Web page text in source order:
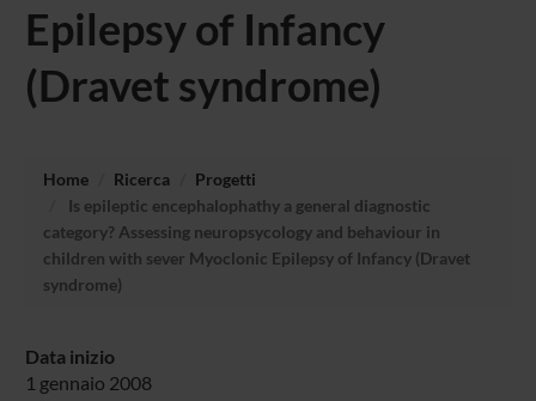
Epilepsy of Infancy
(Dravet syndrome)
Home Ricerca
Progetti
Is epileptic encephalophathy a general diagnostic
category? Assessing neuropsycology and behaviour in
children with sever Myoclonic Epilepsy of Infancy (Dravet
syndrome)
Data inizio
1 gennaio 2008